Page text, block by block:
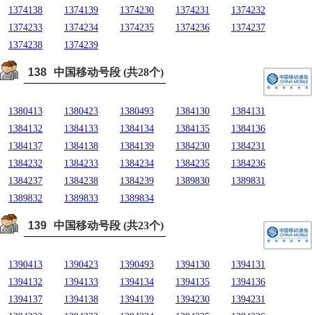
1374138
1374139 1374230 1374231
1374232
1374233
1374234 1374235 1374236
1374237
1374238
1374239
138 中国移动号段 (共28个)
1380413 1380423 1380493 1384130
1384131
1384132
1384133 1384134 1384135
1384136
1384137
1384138 1384139 1384230
1384231
1384232
1384233 1384234 1384235
1384236
1384237
1384238 1384239 1389830
1389831
1389832
1389833 1389834
139 中国移动号段 (共23个)
1390413 1390423 1390493 1394130
1394131
1394132
1394133 1394134 1394135
1394136
1394137
1394138 1394139 1394230
1394231